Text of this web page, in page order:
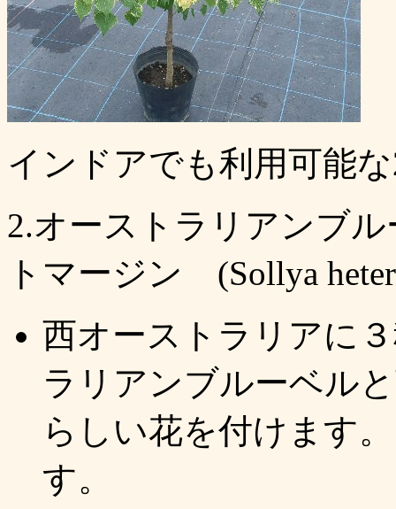
インドアでも利用可能な
2.オーストラリアンブ
トマージン (Sollya
西オーストラリアに
ラリアンブルーベル
らしい花を付けます
す。